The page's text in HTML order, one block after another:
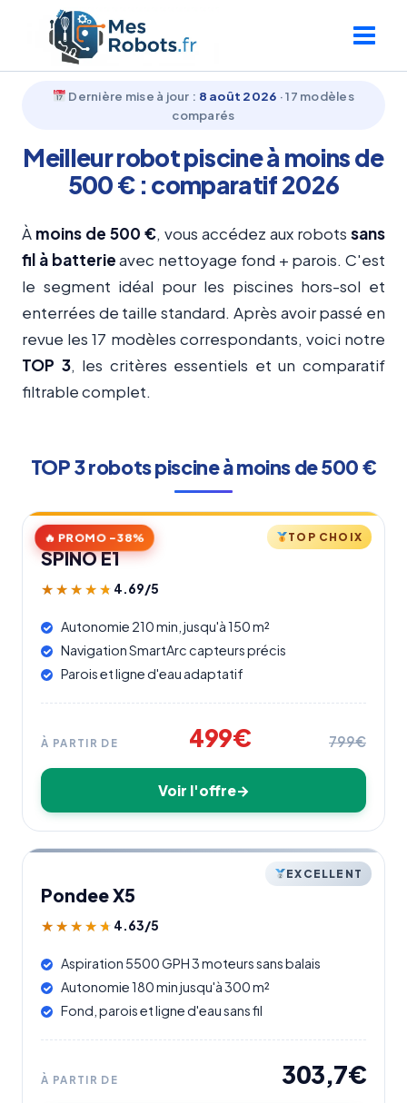
Dernière mise à jour : 8 août 2026 · 17 modèles
comparés
Meilleur robot piscine à moins de
500 € : comparatif 2026
À moins de 500 €, vous accédez aux robots sans
fil à batterieavec nettoyage fond + parois. C'est
le segment idéal pour les piscines hors-sol et
enterrées de taille standard. Après avoir passé en
revue les 17 modèles correspondants, voici notre
TOP 3, les critères essentiels et un comparatif
filtrable complet.
TOP 3 robots piscine à moins de 500 €
-38% TOP CHOIX
SPINO E1
★★★★★
★★★★★ 4.69/5
Autonomie 210 min, jusqu'à 150 m²
Navigation SmartArc capteurs précis
Parois et ligne d'eau adaptatif
À PARTIR DE 499€ 799€
Voir l'offre
EXCELLENT
Pondee X5
★★★★★
★★★★★ 4.63/5
Aspiration 5500 GPH 3 moteurs sans balais
Autonomie 180 min jusqu'à 300 m²
Fond, parois et ligne d'eau sans fil
À PARTIR DE 303,7€